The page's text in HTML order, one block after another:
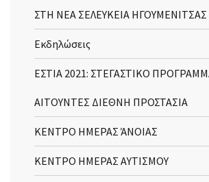
ΣΤΗ ΝΕΑ ΣΕΛΕΥΚΕΙΑ ΗΓΟΥΜΕΝΙΤΣΑΣ
Εκδηλώσεις
ΕΣΤΙΑ 2021: ΣΤΕΓΑΣΤΙΚΟ
ΑΙΤΟΥΝΤΕΣ ΔΙΕΘΝΗ ΠΡΟΣΤΑΣΙΑ
ΚΕΝΤΡΟ ΗΜΕΡΑΣ ΆΝΟΙΑΣ
ΚΕΝΤΡΟ ΗΜΕΡΑΣ ΑΥΤΙΣΜΟΥ